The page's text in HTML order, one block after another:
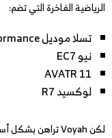
الرياضية الفاخرة التي تضم:
تسلا موديل Y Performance
نيو EC7
AVATR 11
لوكسيد R7
لكن Voyah تراهن بشكل أساسي على: